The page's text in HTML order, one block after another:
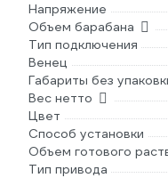
Напряжение
Объем барабана
Тип подключения
Венец
Габариты без
Вес нетто
Цвет
Способ установки
Объем готового
Тип привода